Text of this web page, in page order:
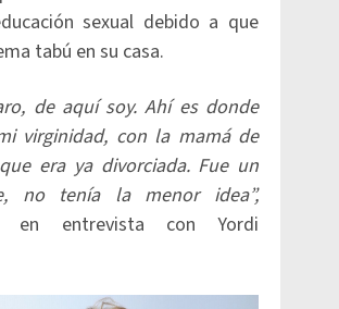
sexual debido a que
tabú en su casa.
de aquí soy. Ahí es donde
virginidad, con la mamá de
era ya divorciada. Fue un
no tenía la menor idea”,
en entrevista con Yordi